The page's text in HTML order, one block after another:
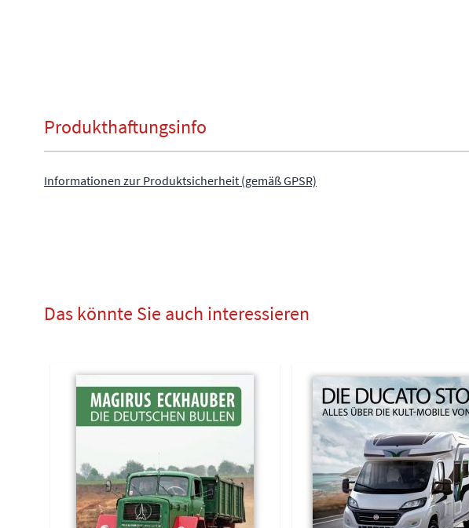
Produkthaftungsinfo
Informationen zur Produktsicherheit (gemäß GPSR)
Das könnte Sie auch interessieren